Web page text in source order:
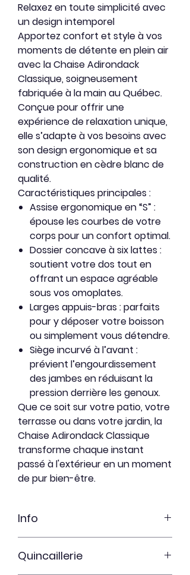
Relaxez en toute simplicité avec
un design intemporel
Apportez confort et style à vos
moments de détente en plein air
avec laChaise Adirondack
Classique, soigneusement
fabriquée à la main au Québec.
Conçue pour offrir une
expérience de relaxation unique,
elle s’adapte à vos besoins avec
son design ergonomique et sa
construction encèdre blanc de
qualité.
Caractéristiques principales :
Assise ergonomique en “S”:
épouse les courbes de votre
corps pour un confort optimal.
Dossier concave à six lattes:
soutient votre dos tout en
offrant un espace agréable
sous vos omoplates.
Larges appuis-bras: parfaits
pour y déposer votre boisson
ou simplement vous détendre.
Siège incurvé à l’avant :
prévient l’engourdissement
des jambes en réduisant la
pression derrière les genoux.
Que ce soit sur votre patio, votre
terrasse ou dans votre jardin, la
Chaise Adirondack Classique
transforme chaque instant
passé à l'extérieur en un moment
de pur bien-être.
Info
Fraîchement sablé
Quincaillerie